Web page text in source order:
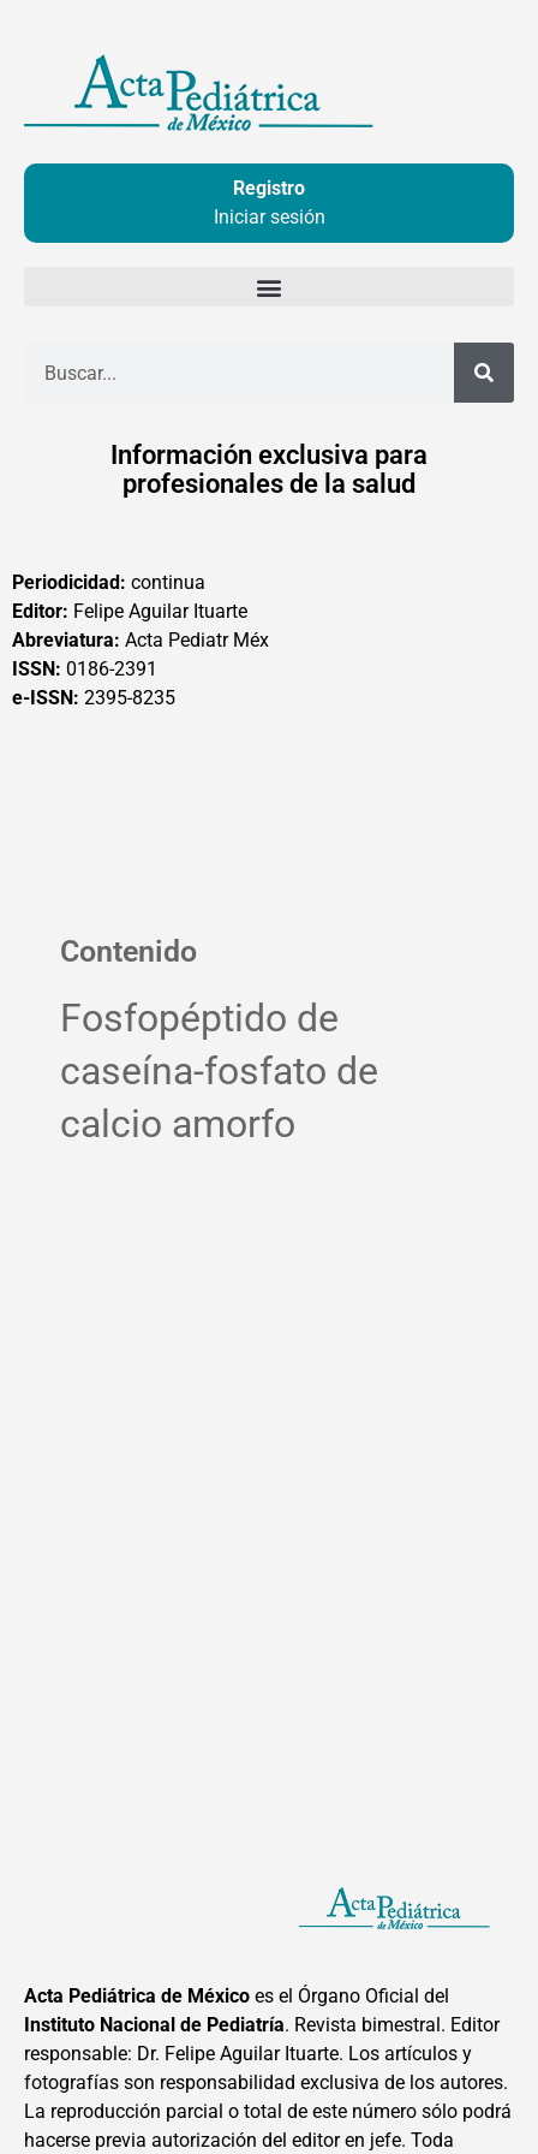
contenido
Registro
Iniciar sesión
Información exclusiva para
profesionales de la salud
Periodicidad: continua
Editor: Felipe Aguilar Ituarte
Abreviatura: Acta Pediatr Méx
ISSN: 0186-2391
e-ISSN: 2395-8235
Contenido
Fosfopéptido de
caseína-fosfato de
calcio amorfo
Acta Pediátrica de México es el Órgano Oficial del
Instituto Nacional de Pediatría. Revista bimestral. Editor
responsable: Dr. Felipe Aguilar Ituarte. Los artículos y
fotografías son responsabilidad exclusiva de los autores.
La reproducción parcial o total de este número sólo podrá
hacerse previa autorización del editor en jefe. Toda